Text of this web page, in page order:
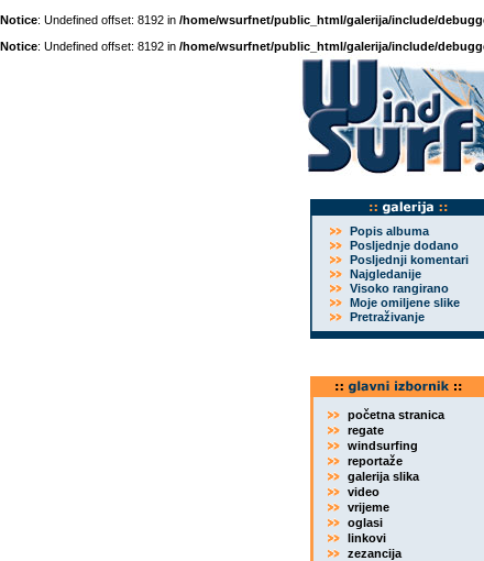
Notice: Undefined offset: 8192 in /home/wsurfnet/public_html/galerija/include/
Notice: Undefined offset: 8192 in /home/wsurfnet/public_html/galerija/include/
Popis albuma
Posljednje dodano
Posljednji komentari
Najgledanije
Visoko rangirano
Moje omiljene slike
Pretraživanje
početna stranica
regate
windsurfing
reportaže
galerija slika
video
vrijeme
oglasi
linkovi
zezancija